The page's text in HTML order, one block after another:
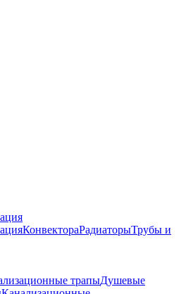
КонвектораРадиаторыТрубы и
трапыДушевые